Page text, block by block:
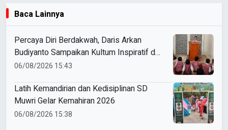
Baca Lainnya
Percaya Diri Berdakwah, Daris Arkan
Budiyanto Sampaikan Kultum Inspiratif di
Masjid Baiturrahman
06/08/2026 15:43
Latih Kemandirian dan Kedisiplinan SD
Muwri Gelar Kemahiran 2026
06/08/2026 15:38